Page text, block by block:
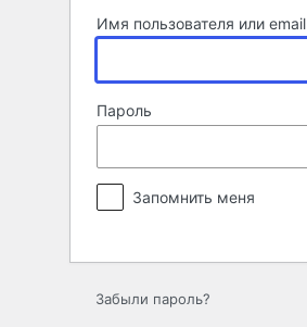
Имя пользователя или email
Пароль
Запомнить меня
Забыли пароль?